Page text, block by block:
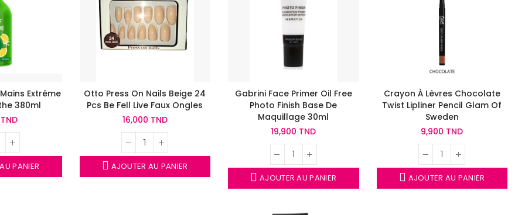
Extrême
380ml
PANIER
Otto Press On Nails Beige 24
Pcs Be Fell Live Faux Ongles
16,000 TND
AJOUTER AU PANIER
Gabrini Face Primer Oil Free
Photo Finish Base De
Maquillage 30ml
19,900 TND
AJOUTER AU PANIER
Crayon À Lèvres Chocolate
Twist Lipliner Pencil Glam Of
Sweden
9,900 TND
AJOUTER AU PANIER